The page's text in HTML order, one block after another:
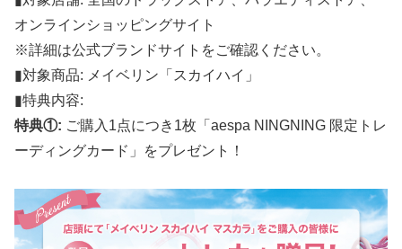
オンラインショッピングサイト
※詳細は公式ブランドサイトをご確認ください。
▮対象商品: メイベリン「スカイハイ」
▮特典内容:
特典①: ご購入1点につき1枚「aespa NINGNING 限定トレ
ーディングカード」をプレゼント！